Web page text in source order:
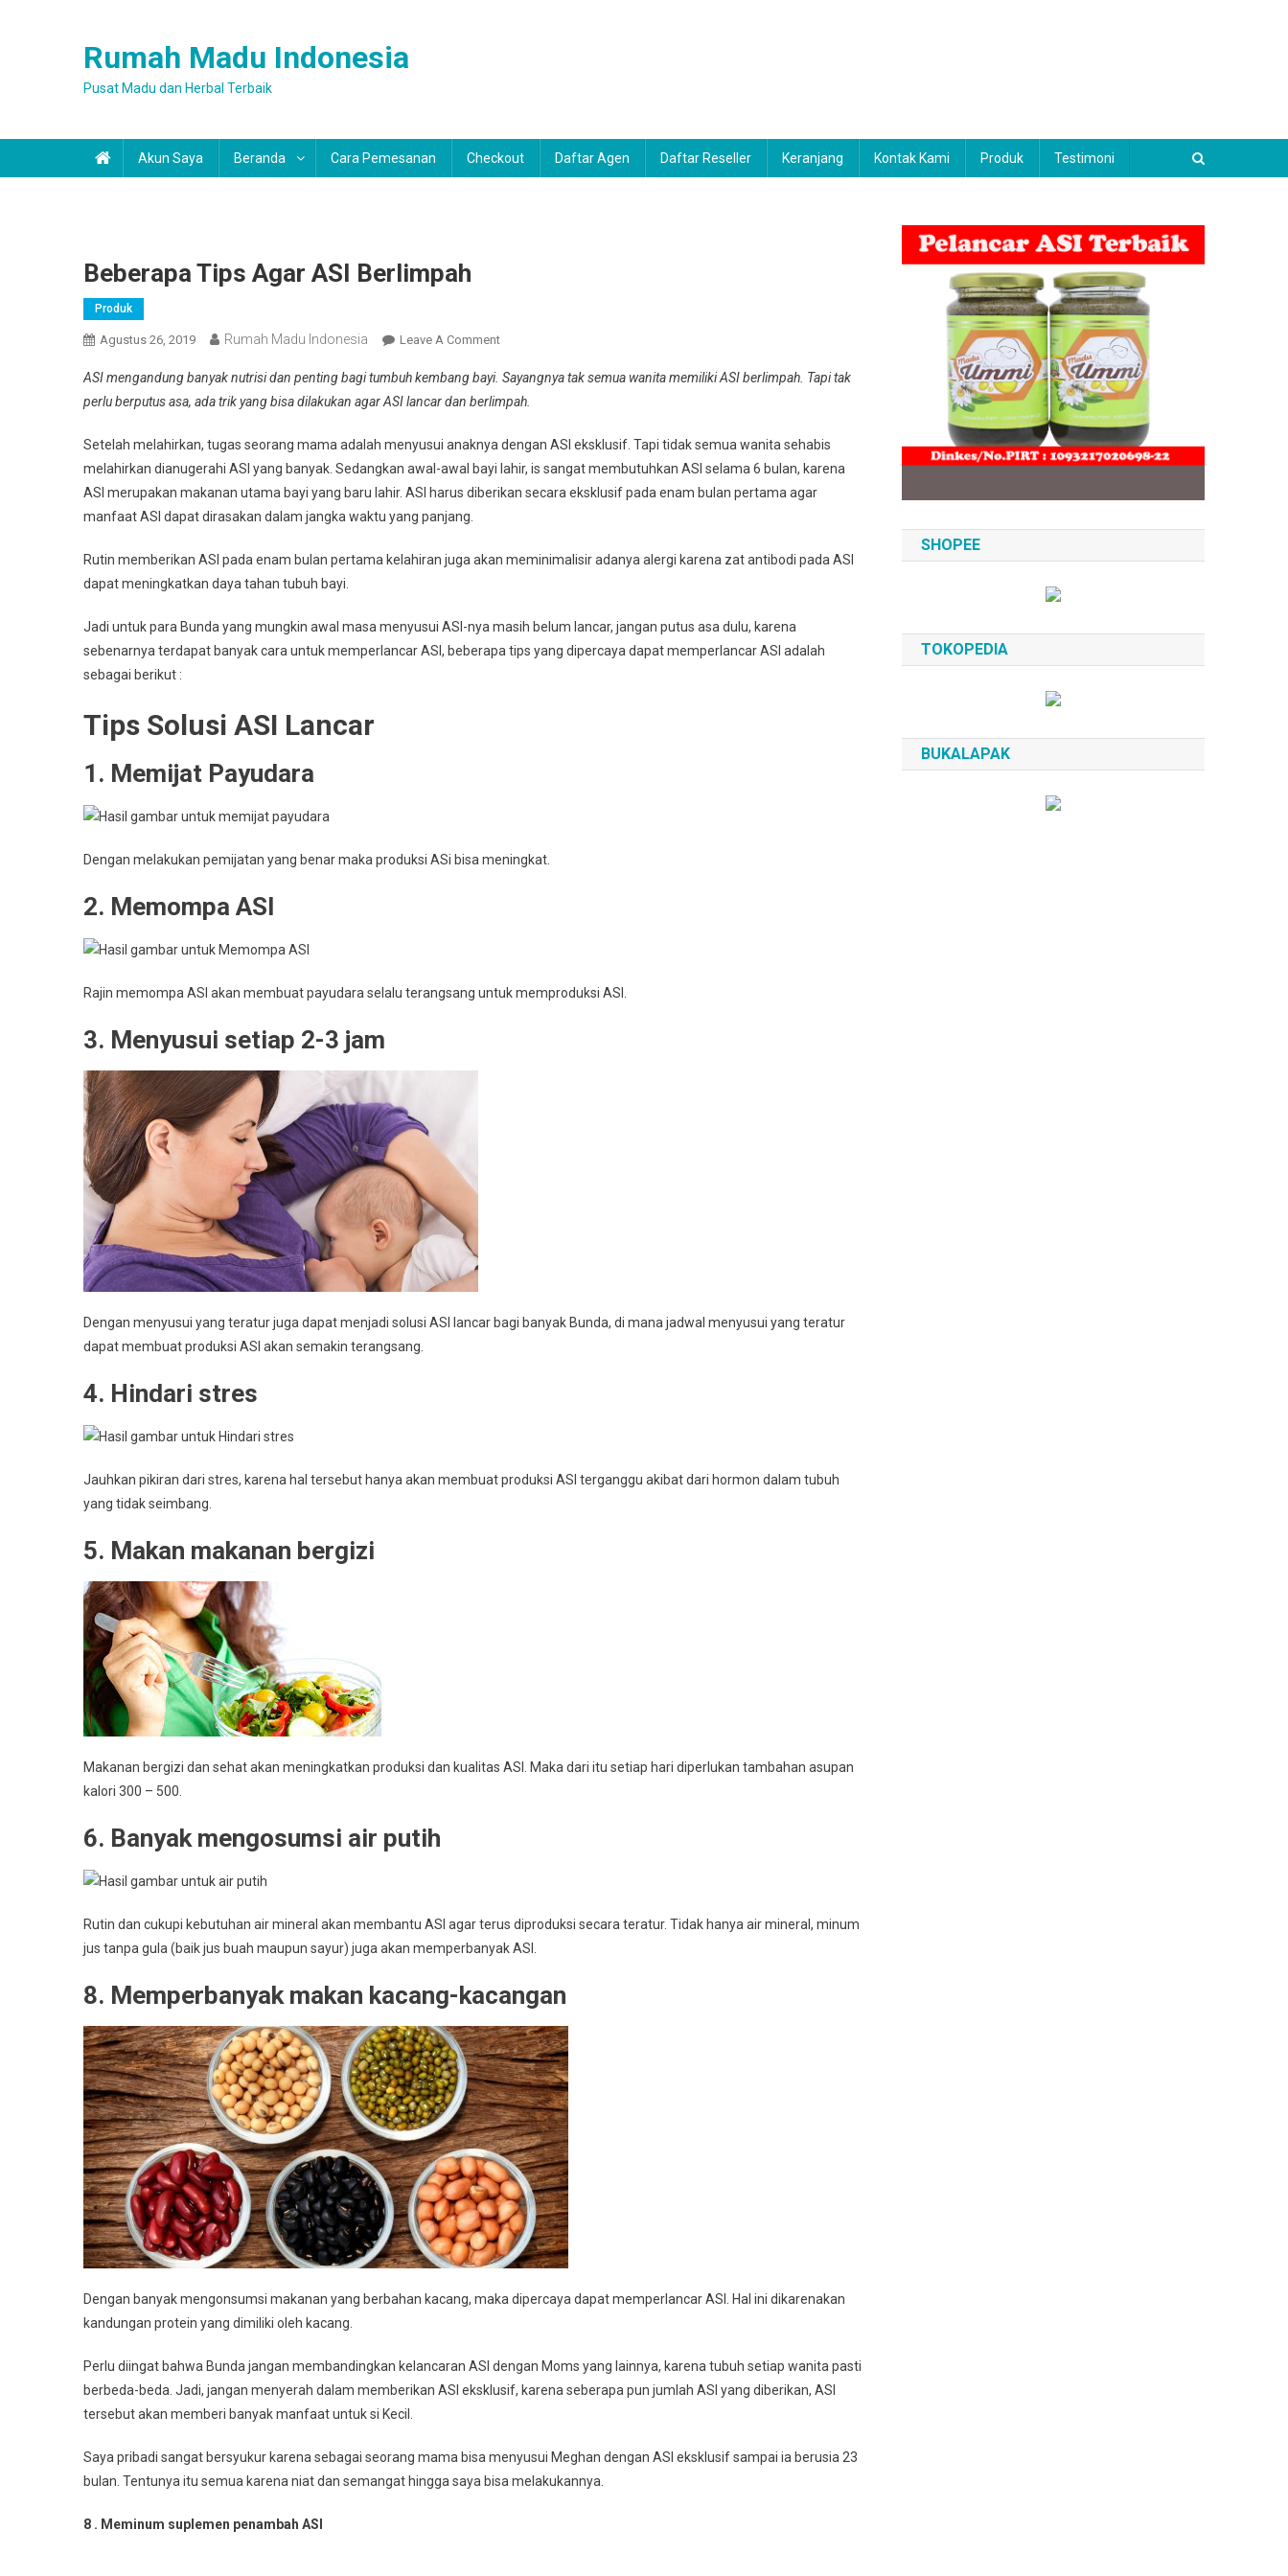
Rumah Madu Indonesia
Pusat Madu dan Herbal Terbaik
Akun Saya Beranda Cara Pemesanan Checkout Daftar Agen Daftar Reseller Keranjang Kontak Kami Produk Testimoni
Beberapa Tips Agar ASI Berlimpah
Produk
Agustus 26, 2019 Rumah Madu Indonesia Leave A CommentOn
Tips
Agar
Berlimpah
ASI mengandung banyak nutrisi dan penting bagi tumbuh kembang bayi. Sayangnya tak semua wanita memiliki ASI berlimpah. Tapi tak
perlu berputus asa, ada trik yang bisa dilakukan agar ASI lancar dan berlimpah.
Setelah melahirkan, tugas seorang mama adalah menyusui anaknya dengan ASI eksklusif. Tapi tidak semua wanita sehabis
melahirkan dianugerahi ASI yang banyak. Sedangkan awal-awal bayi lahir, is sangat membutuhkan ASI selama 6 bulan, karena
ASI merupakan makanan utama bayi yang baru lahir. ASI harus diberikan secara eksklusif pada enam bulan pertama agar
manfaat ASI dapat dirasakan dalam jangka waktu yang panjang.
Rutin memberikan ASI pada enam bulan pertama kelahiran juga akan meminimalisir adanya alergi karena zat antibodi pada ASI
dapat meningkatkan daya tahan tubuh bayi.
Jadi untuk para Bunda yang mungkin awal masa menyusui ASI-nya masih belum lancar, jangan putus asa dulu, karena
sebenarnya terdapat banyak cara untuk memperlancar ASI, beberapa tips yang dipercaya dapat memperlancar ASI adalah
sebagai berikut :
Tips Solusi ASI Lancar
1. Memijat Payudara
Dengan melakukan pemijatan yang benar maka produksi ASi bisa meningkat.
2. Memompa ASI
Rajin memompa ASI akan membuat payudara selalu terangsang untuk memproduksi ASI.
3. Menyusui setiap 2-3 jam
Dengan menyusui yang teratur juga dapat menjadi solusi ASI lancar bagi banyak Bunda, di mana jadwal menyusui yang teratur
dapat membuat produksi ASI akan semakin terangsang.
4. Hindari stres
Jauhkan pikiran dari stres, karena hal tersebut hanya akan membuat produksi ASI terganggu akibat dari hormon dalam tubuh
yang tidak seimbang.
5. Makan makanan bergizi
Makanan bergizi dan sehat akan meningkatkan produksi dan kualitas ASI. Maka dari itu setiap hari diperlukan tambahan asupan
kalori 300 – 500.
6. Banyak mengosumsi air putih
Rutin dan cukupi kebutuhan air mineral akan membantu ASI agar terus diproduksi secara teratur. Tidak hanya air mineral, minum
jus tanpa gula (baik jus buah maupun sayur) juga akan memperbanyak ASI.
8. Memperbanyak makan kacang-kacangan
Dengan banyak mengonsumsi makanan yang berbahan kacang, maka dipercaya dapat memperlancar ASI. Hal ini dikarenakan
kandungan protein yang dimiliki oleh kacang.
Perlu diingat bahwa Bunda jangan membandingkan kelancaran ASI dengan Moms yang lainnya, karena tubuh setiap wanita pasti
berbeda-beda. Jadi, jangan menyerah dalam memberikan ASI eksklusif, karena seberapa pun jumlah ASI yang diberikan, ASI
tersebut akan memberi banyak manfaat untuk si Kecil.
Saya pribadi sangat bersyukur karena sebagai seorang mama bisa menyusui Meghan dengan ASI eksklusif sampai ia berusia 23
bulan. Tentunya itu semua karena niat dan semangat hingga saya bisa melakukannya.
8 . Meminum suplemen penambah ASI
SHOPEE
TOKOPEDIA
BUKALAPAK